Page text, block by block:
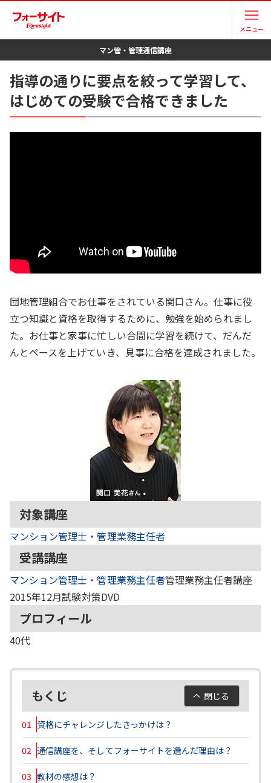
メニュー
マン管・管理通信講座
指導の通りに要点を絞って学習して、
はじめての受験で合格できました
団地管理組合でお仕事をされている関口さん。仕事に役
立つ知識と資格を取得するために、勉強を始められまし
た。お仕事と家事に忙しい合間に学習を続けて、だんだ
んとペースを上げていき、見事に合格を達成されました。
対象講座
マンション管理士・管理業務主任者
受講講座
マンション管理士・管理業務主任者管理業務主任者講座
2015年12月試験対策DVD
プロフィール
40代
もくじ 閉じる
01 資格にチャレンジしたきっかけは？
02 通信講座を、そしてフォーサイトを選んだ理由は？
03 教材の感想は？